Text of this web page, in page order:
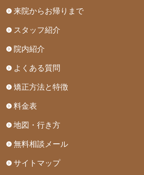
来院からお帰りまで
スタッフ紹介
院内紹介
よくある質問
矯正方法と特徴
料金表
地図・行き方
無料相談メール
サイトマップ